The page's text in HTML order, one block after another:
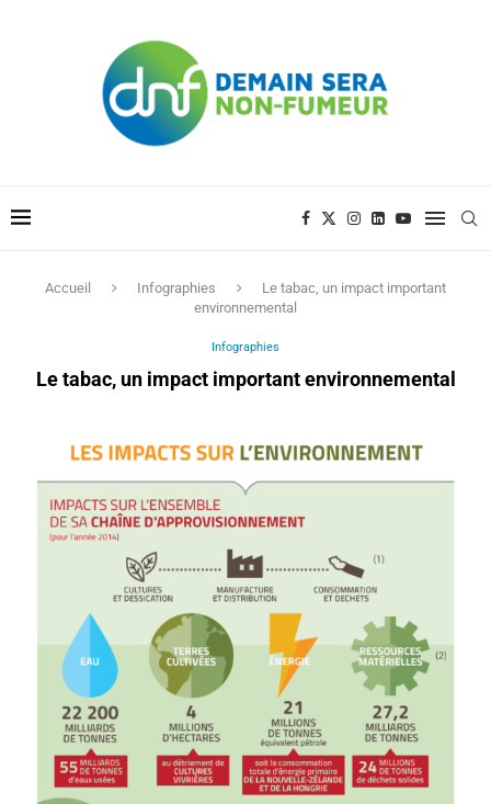
Accueil Infographies
Le tabac, un impact important
environnemental
Infographies
Le tabac, un impact important environnemental